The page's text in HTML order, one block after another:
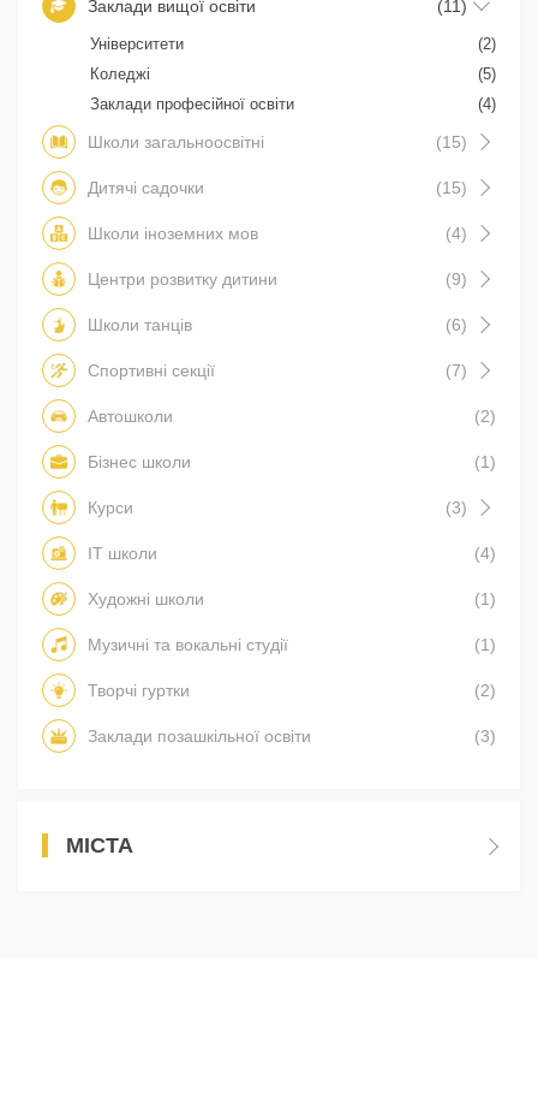
Заклади вищої освіти (11)
Університети
(2)
Коледжі
(5)
Заклади професійної освіти
(4)
Школи загальноосвітні (15)
Дитячі садочки (15)
Школи іноземних мов (4)
Центри розвитку дитини (9)
Школи танців (6)
Спортивні секції (7)
Автошколи (2)
Бізнес школи (1)
Курси (3)
IT школи (4)
Художні школи (1)
Музичні та вокальні студії (1)
Творчі гуртки (2)
Заклади позашкільної освіти (3)
МІСТА